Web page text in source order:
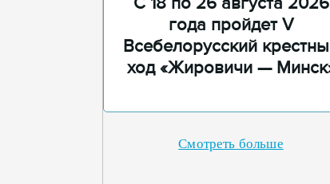
года пройдет V
Всебелорусский
ход «Жировичи —
Смотреть больше